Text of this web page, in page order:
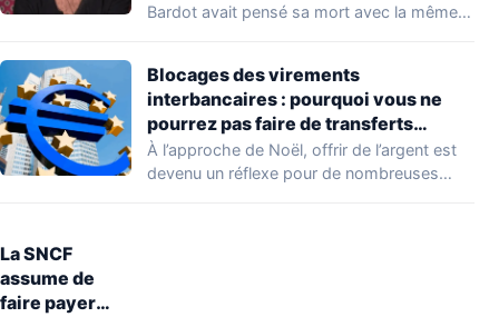
Bardot avait pensé sa mort avec la même…
Blocages des virements
interbancaires : pourquoi vous ne
pourrez pas faire de transferts
jusqu’à lundi 29 décembre
À l’approche de Noël, offrir de l’argent est
devenu un réflexe pour de nombreuses…
La SNCF
assume de
faire payer